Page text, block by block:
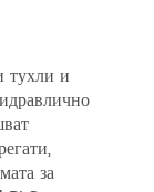
тухли и
за